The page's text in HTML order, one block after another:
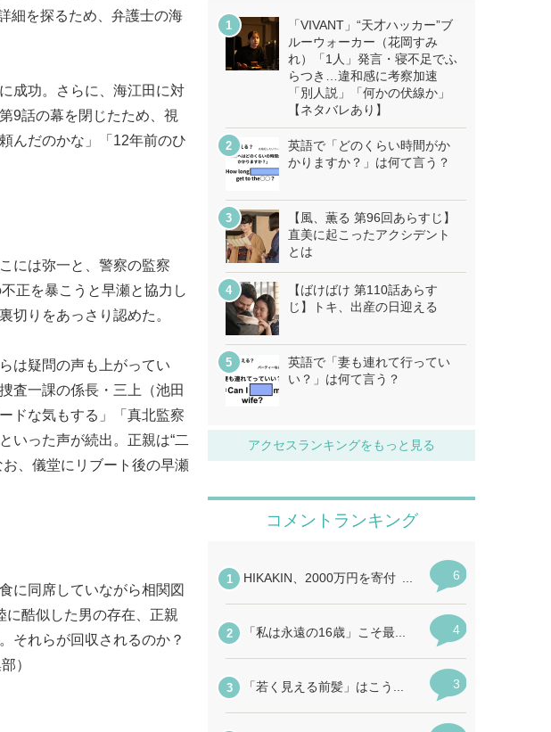
細を探るため、弁護士の海
成功。さらに、海江田に対
9話の幕を閉じたため、視
んだのかな」「12年前のひ
には弥一と、警察の監察
正を暴こうと早瀬と協力し
切りをあっさり認めた。
は疑問の声も上がってい
査一課の係長・三上（池田
ドな気もする」「真北監察
いった声が続出。正親は“二
、儀堂にリブート後の早瀬
に同席していながら相関図
に酷似した男の存在、正親
それらが回収されるのか？
）
「VIVANT」“天才ハッカー”ブ
ルーウォーカー（花岡すみ
れ）「1人」発言・寝不足でふ
らつき…違和感に考察加速
「別人説」「何かの伏線か」
【ネタバレあり】
英語で「どのくらい時間がか
かりますか？」は何て言う？
【風、薫る 第96回あらすじ】
直美に起こったアクシデント
とは
【ばけばけ 第110話あらす
じ】トキ、出産の日迎える
英語で「妻も連れて行ってい
い？」は何て言う？
アクセスランキングをもっと見る